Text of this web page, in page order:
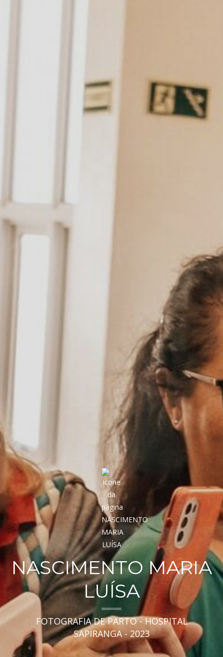
NASCIMENTO MARIA
LUÍSA
FOTOGRAFIA DE PARTO - HOSPITAL
SAPIRANGA - 2023